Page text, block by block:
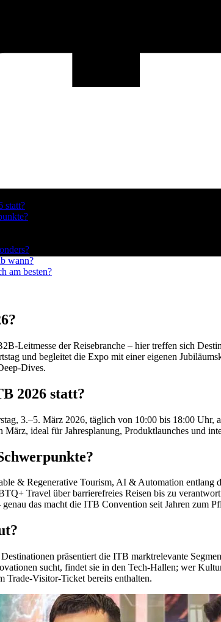
statt?
wann?
am besten?
Leitmesse der Reisebranche – hier treffen sich
und begleitet die Expo mit einer eigenen
Dives.
2026 statt?
3.–5. März 2026, täglich von 10:00 bis 18:00
ideal für Jahresplanung, Produktlaunches und
& Regenerative Tourism, AI & Automation
Travel über barrierefreies Reisen bis zu
das macht die ITB Convention seit Jahren zum
präsentiert die ITB marktrelevante
sucht, findet sie in den Tech-Hallen; wer
Trade-Visitor-Ticket bereits enthalten.